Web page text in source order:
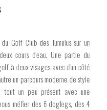
Golf Club des Tumulus sur un
cours d'eau. Une partie du
à deux visages avec d'un côté
un parcours moderne de style
un peu présent avec une
méfier des 6 doglegs, des 4